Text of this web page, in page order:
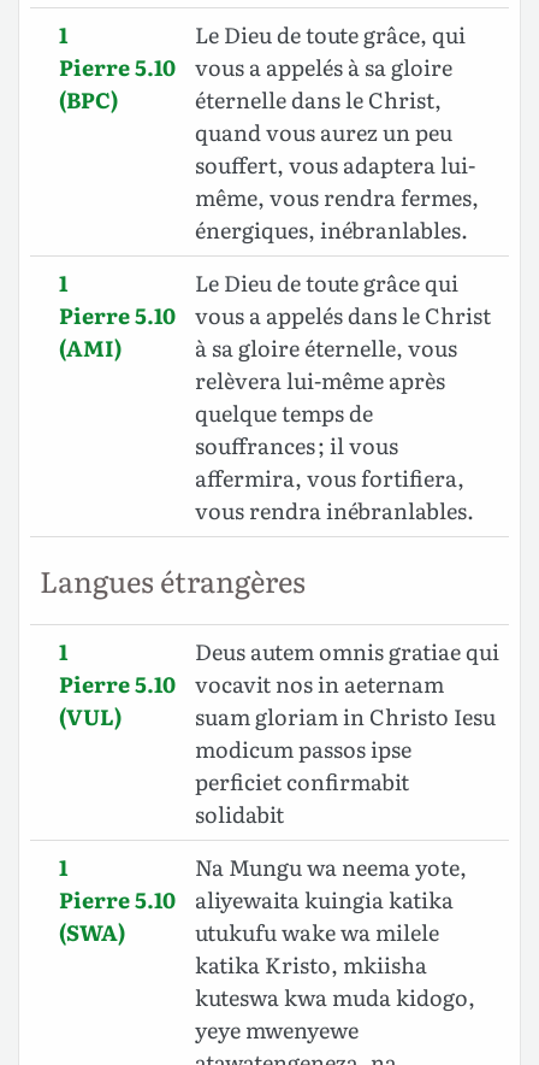
1
Pierre 5.10
(BPC)
Le Dieu de toute grâce, qui
vous a appelés à sa gloire
éternelle dans le Christ,
quand vous aurez un peu
souffert, vous adaptera lui-
même, vous rendra fermes,
énergiques, inébranlables.
1
Pierre 5.10
(AMI)
Le Dieu de toute grâce qui
vous a appelés dans le Christ
à sa gloire éternelle, vous
relèvera lui-même après
quelque temps de
souffrances ; il vous
affermira, vous fortifiera,
vous rendra inébranlables.
Langues étrangères
1
Pierre 5.10
(VUL)
Deus autem omnis gratiae qui
vocavit nos in aeternam
suam gloriam in Christo Iesu
modicum passos ipse
perficiet confirmabit
solidabit
1
Pierre 5.10
(SWA)
Na Mungu wa neema yote,
aliyewaita kuingia katika
utukufu wake wa milele
katika Kristo, mkiisha
kuteswa kwa muda kidogo,
yeye mwenyewe